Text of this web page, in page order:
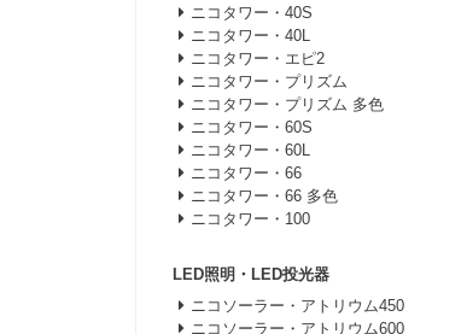
ニコタワー・40S
ニコタワー・40L
ニコタワー・エピ2
ニコタワー・プリズム
ニコタワー・プリズム 多色
ニコタワー・60S
ニコタワー・60L
ニコタワー・66
ニコタワー・66 多色
ニコタワー・100
LED照明・LED投光器
ニコソーラー・アトリウム450
ニコソーラー・アトリウム600